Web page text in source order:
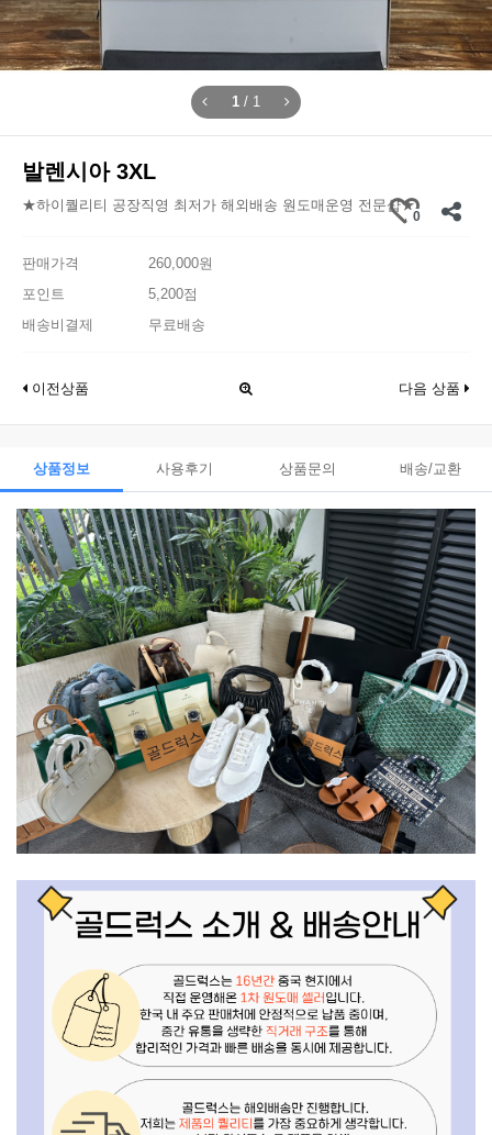
1 / 1
발렌시아 3XL
★하이퀄리티 공장직영 최저가 해외배송 원도매운영 전문샵★
0
판매가격
260,000원
포인트
5,200점
배송비결제
무료배송
이전상품 다음 상품
상품정보 사용후기 상품문의 배송/교환